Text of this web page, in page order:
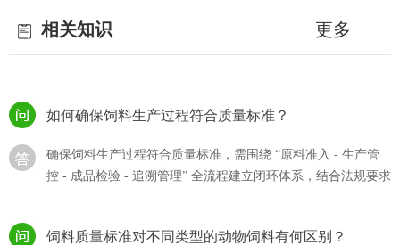
更多
相关知识
猪饲料的选购直接影响生猪生长效率、养殖成本及猪肉产品，
如何确保饲料生产过程符合质量标准？
确保饲料生产过程符合质量标准，需围绕 “原料准入 - 生产管
控 - 成品检验 - 追溯管理” 全流程建立闭环体系，结合法规要求
饲料质量标准对不同类型的动物饲料有何区别？